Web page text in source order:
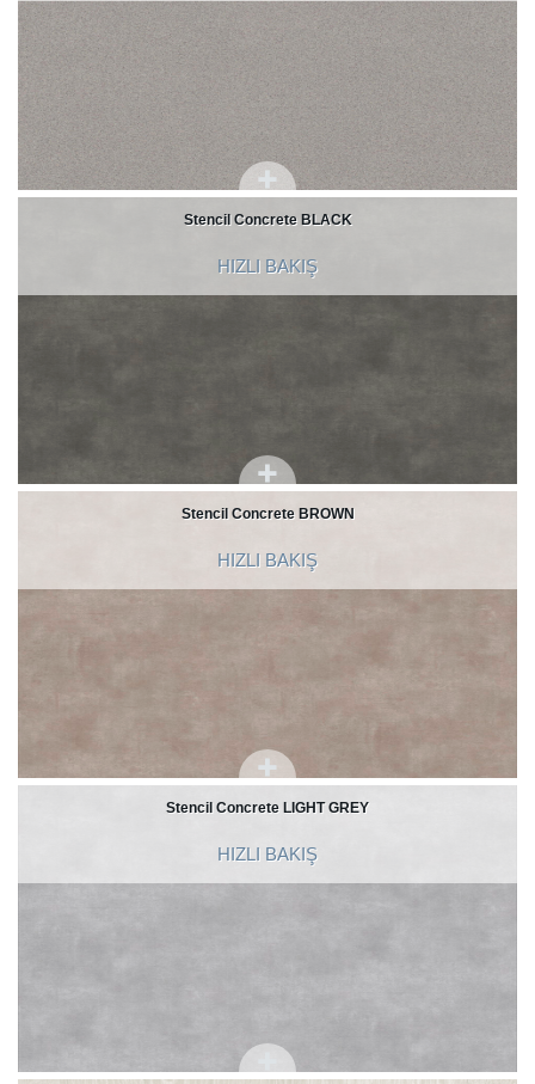
Stencil Concrete BLACK
HIZLI BAKIŞ
Stencil Concrete BROWN
HIZLI BAKIŞ
Stencil Concrete LIGHT GREY
HIZLI BAKIŞ